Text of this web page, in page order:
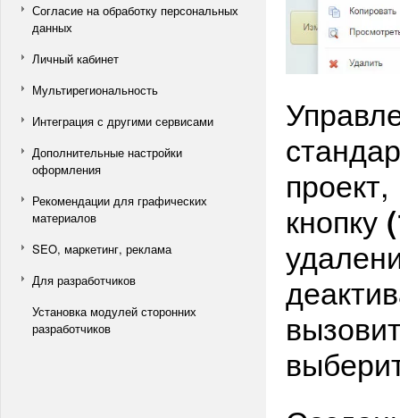
Согласие на обработку персональных
данных
Личный кабинет
Мультирегиональность
Интеграция с другими сервисами
Дополнительные настройки
оформления
Рекомендации для графических
материалов
SEO, маркетинг, реклама
Для разработчиков
Установка модулей сторонних
разработчиков
кнопку